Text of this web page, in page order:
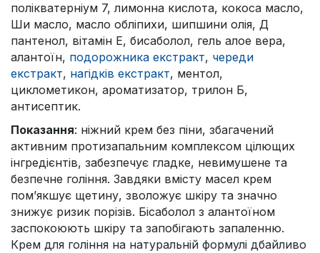
полікватерніум 7, лимонна кислота, кокоса масло,
Ши масло, масло обліпихи, шипшини олія, Д
пантенол, вітамін Е, бисаболол, гель алое вера,
алантоїн, подорожника екстракт, череди
екстракт, нагідків екстракт, ментол,
циклометикон, ароматизатор, трилон Б,
антисептик.
Показання: ніжний крем без піни, збагачений
активним протизапальним комплексом цілющих
інгредієнтів, забезпечує гладке, невимушене та
безпечне гоління. Завдяки вмісту масел крем
пом’якшує щетину, зволожує шкіру та значно
знижує ризик порізів. Бісаболол з алантоїном
заспокоюють шкіру та запобігають запаленню.
Крем для гоління на натуральній формулі дбайливо